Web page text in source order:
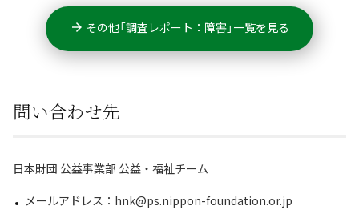
その他「調査レポート：障害」一覧を見る
問い合わせ先
日本財団 公益事業部 公益・福祉チーム
メールアドレス：hnk@ps.nippon-foundation.or.jp